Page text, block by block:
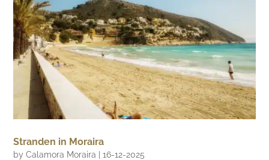
Stranden in Moraira
byCalamora Moraira |16-12-2025